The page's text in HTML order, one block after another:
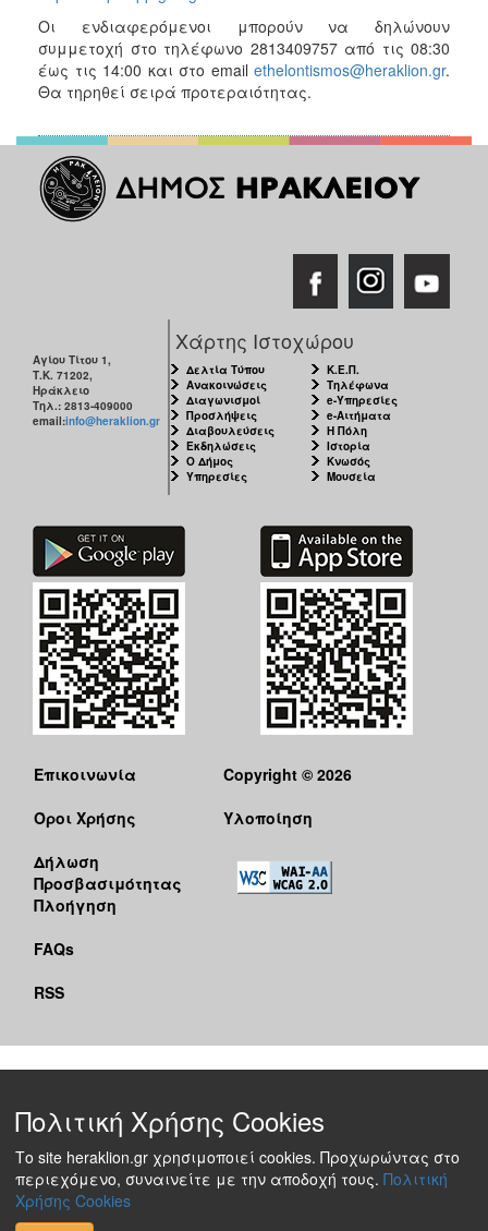
Οι ενδιαφερόμενοι μπορούν να δηλώνουν
συμμετοχή στο τηλέφωνο 2813409757 από τις 08:30
έως τις 14:00 και στο email ethelontismos@heraklion.gr.
Θα τηρηθεί σειρά προτεραιότητας.
Αγίου Τίτου 1,
Τ.Κ. 71202,
Ηράκλειο
Τηλ.: 2813-409000
email:info@heraklion.gr
Χάρτης Ιστοχώρου
Δελτία Τύπου
Ανακοινώσεις
Διαγωνισμοί
Προσλήψεις
Διαβουλεύσεις
Εκδηλώσεις
Ο Δήμος
Υπηρεσίες
Κ.Ε.Π.
Τηλέφωνα
e-Υπηρεσίες
e-Αιτήματα
Η Πόλη
Ιστορία
Κνωσός
Μουσεία
Επικοινωνία
Όροι Χρήσης
Δήλωση
Προσβασιμότητας
Πλοήγηση
FAQs
RSS
Copyright © 2026
Υλοποίηση
Πολιτική Χρήσης Cookies
Το site heraklion.gr χρησιμοποιεί cookies. Προχωρώντας στο
περιεχόμενο, συναινείτε με την αποδοχή τους. Πολιτική
Χρήσης Cookies